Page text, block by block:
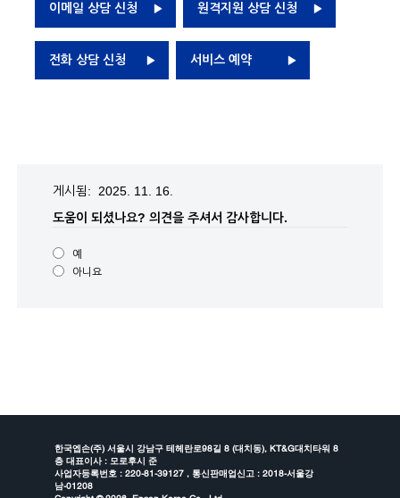
이메일 상담 신청 원격지원 상담 신청
전화 상담 신청 서비스 예약
게시됨: 2025. 11. 16.
도움이 되셨나요? 의견을 주셔서 감사합니다.
예
아니요
한국엡손(주) 서울시 강남구 테헤란로98길 8 (대치동), KT&G대치타워 8
층 대표이사 : 모로후시 준
사업자등록번호 : 220-81-39127 , 통신판매업신고 : 2018-서울강
남-01208